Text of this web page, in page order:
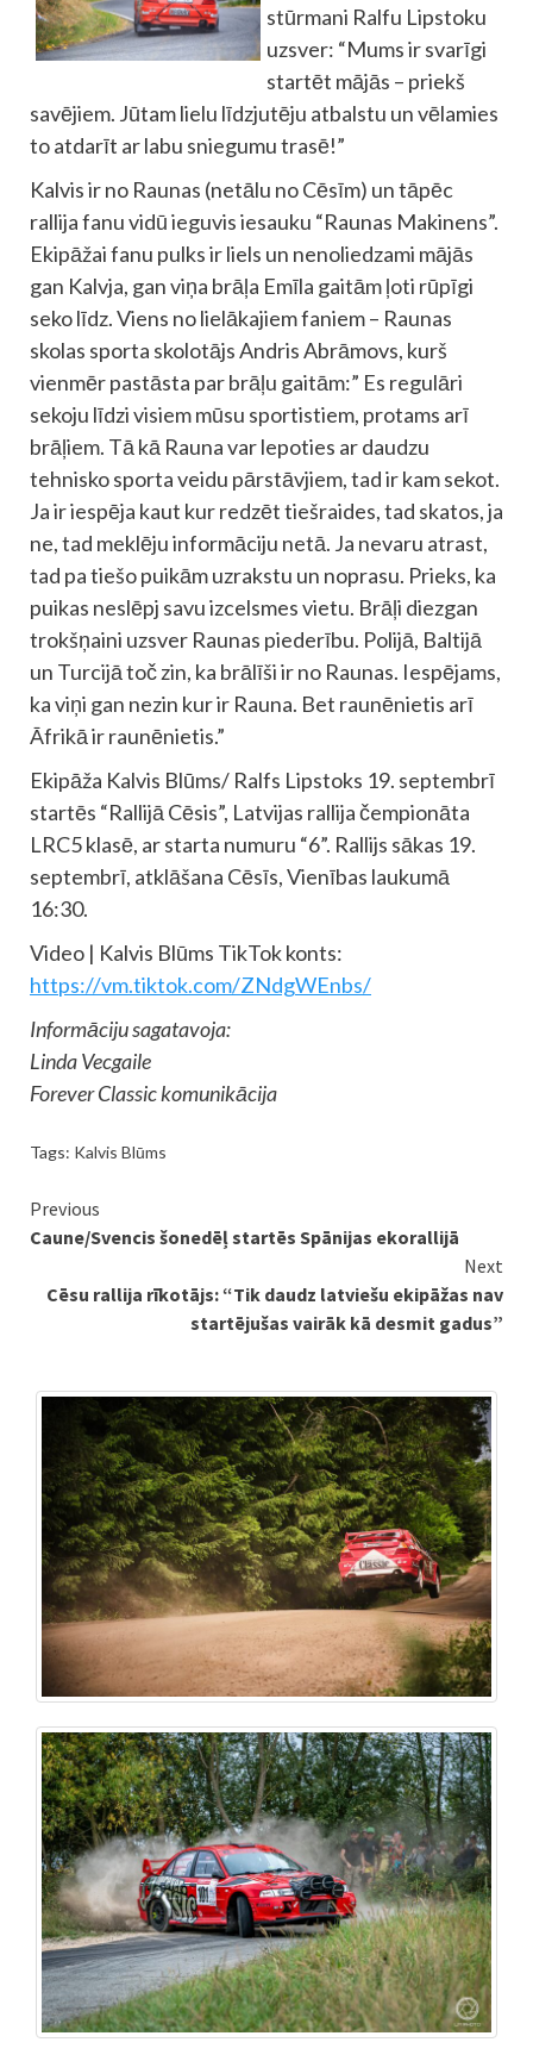
stūrmani Ralfu Lipstoku
uzsver: “Mums ir svarīgi
startēt mājās – priekš
savējiem. Jūtam lielu līdzjutēju atbalstu un vēlamies
to atdarīt ar labu sniegumu trasē!”
Kalvis ir no Raunas (netālu no Cēsīm) un tāpēc
rallija fanu vidū ieguvis iesauku “Raunas Makinens”.
Ekipāžai fanu pulks ir liels un nenoliedzami mājās
gan Kalvja, gan viņa brāļa Emīla gaitām ļoti rūpīgi
seko līdz. Viens no lielākajiem faniem – Raunas
skolas sporta skolotājs Andris Abrāmovs, kurš
vienmēr pastāsta par brāļu gaitām:” Es regulāri
sekoju līdzi visiem mūsu sportistiem, protams arī
brāļiem. Tā kā Rauna var lepoties ar daudzu
tehnisko sporta veidu pārstāvjiem, tad ir kam sekot.
Ja ir iespēja kaut kur redzēt tiešraides, tad skatos, ja
ne, tad meklēju informāciju netā. Ja nevaru atrast,
tad pa tiešo puikām uzrakstu un noprasu. Prieks, ka
puikas neslēpj savu izcelsmes vietu. Brāļi diezgan
trokšņaini uzsver Raunas piederību. Polijā, Baltijā
un Turcijā toč zin, ka brālīši ir no Raunas. Iespējams,
ka viņi gan nezin kur ir Rauna. Bet raunēnietis arī
Āfrikā ir raunēnietis.”
Ekipāža Kalvis Blūms/ Ralfs Lipstoks 19. septembrī
startēs “Rallijā Cēsis”, Latvijas rallija čempionāta
LRC5 klasē, ar starta numuru “6”. Rallijs sākas 19.
septembrī, atklāšana Cēsīs, Vienības laukumā
16:30.
Video | Kalvis Blūms TikTok konts:
https://vm.tiktok.com/ZNdgWEnbs/
Informāciju sagatavoja:
Linda Vecgaile
Forever Classic komunikācija
Tags: Kalvis Blūms
Continue
Reading
Previous
Caune/Svencis šonedēļ startēs Spānijas ekorallijā
Next
Cēsu rallija rīkotājs: “Tik daudz latviešu ekipāžas nav
startējušas vairāk kā desmit gadus”